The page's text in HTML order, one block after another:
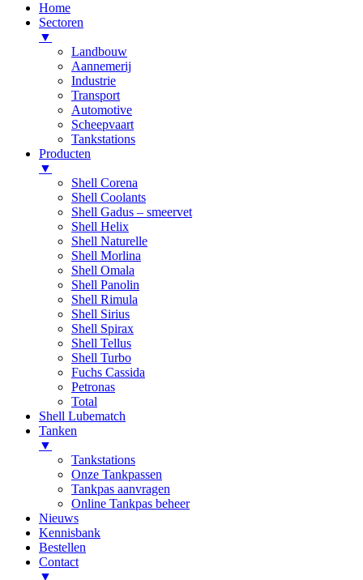
Home
Sectoren
▼
Landbouw
Aannemerij
Industrie
Transport
Automotive
Scheepvaart
Tankstations
Producten
▼
Shell Corena
Shell Coolants
Shell Gadus – smeervet
Shell Helix
Shell Naturelle
Shell Morlina
Shell Omala
Shell Panolin
Shell Rimula
Shell Sirius
Shell Spirax
Shell Tellus
Shell Turbo
Fuchs Cassida
Petronas
Total
Shell Lubematch
Tanken
▼
Tankstations
Onze Tankpassen
Tankpas aanvragen
Online Tankpas beheer
Nieuws
Kennisbank
Bestellen
Contact
▼